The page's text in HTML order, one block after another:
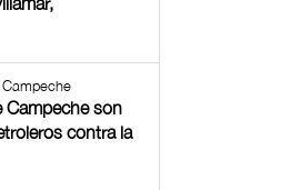
Campeche son
contra la